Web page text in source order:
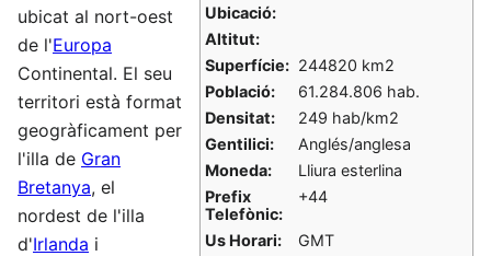
Ubicació:
Altitut:
Superfície: 244820 km2
Població:
61.284.806 hab.
Densitat:
249 hab/km2
Gentilici:
Anglés/anglesa
Moneda:
Lliura esterlina
Prefix
Telefònic:
+44
Us Horari:
GMT
ubicat al nort-oest
de l'Europa
Continental. El seu
territori està format
geogràficament per
l'illa de Gran
Bretanya, el
nordest de l'illa
d'Irlanda i